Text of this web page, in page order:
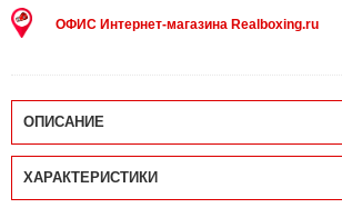
ОФИС Интернет-магазина Realboxing.ru
ОПИСАНИЕ
ХАРАКТЕРИСТИКИ